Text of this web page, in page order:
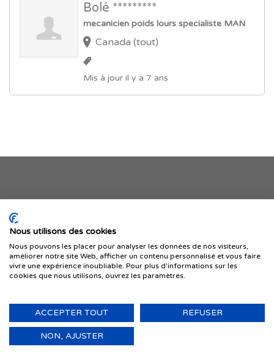
Bolé *********
mecanicien poids lours specialiste MAN
Canada (tout)
Mis à jour il y a 7 ans
Je publie mon offre
© 1999-2026 IMMIGRER.COM INC. — TOUS DROITS RÉSERVÉS
Nous utilisons des cookies
Nous pouvons les placer pour analyser les données de nos visiteurs,
améliorer notre site Web, afficher un contenu personnalisé et vous faire
vivre une expérience inoubliable. Pour plus d'informations sur les
cookies que nous utilisons, ouvrez les paramètres.
ACCEPTER TOUT REFUSER
NON, AJUSTER